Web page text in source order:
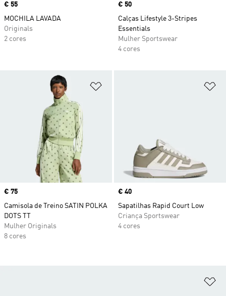
Price
€ 55
MOCHILA LAVADA
Originals
2 cores
Price
€ 50
Calças Lifestyle 3-Stripes
Essentials
Mulher Sportswear
4 cores
Price
€ 75
Camisola de Treino SATIN POLKA
DOTS TT
Mulher Originals
8 cores
Price
€ 40
Sapatilhas Rapid Court Low
Criança Sportswear
4 cores